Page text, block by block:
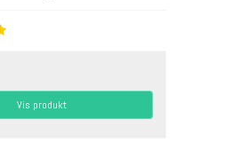
Vis produkt